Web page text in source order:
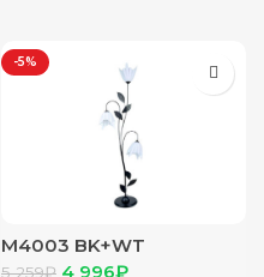
-5%
М4003 BK+WT
светильник напольный
5 259₽ 4 996₽